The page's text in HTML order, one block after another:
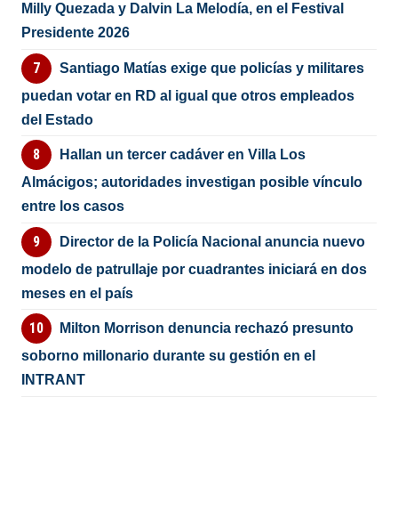
Milly Quezada y Dalvin La Melodía, en el Festival
Presidente 2026
Santiago Matías exige que policías y militares
puedan votar en RD al igual que otros empleados
del Estado
Hallan un tercer cadáver en Villa Los
Almácigos; autoridades investigan posible vínculo
entre los casos
Director de la Policía Nacional anuncia nuevo
modelo de patrullaje por cuadrantes iniciará en dos
meses en el país
Milton Morrison denuncia rechazó presunto
soborno millonario durante su gestión en el
INTRANT